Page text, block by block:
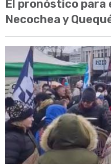
El pronóstico para
Necochea y